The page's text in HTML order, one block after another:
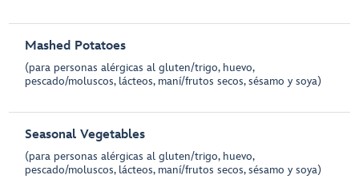
Mashed Potatoes
(para personas alérgicas al gluten/trigo, huevo,
pescado/moluscos, lácteos, maní/frutos secos, sésamo y soya)
Seasonal Vegetables
(para personas alérgicas al gluten/trigo, huevo,
pescado/moluscos, lácteos, maní/frutos secos, sésamo y soya)